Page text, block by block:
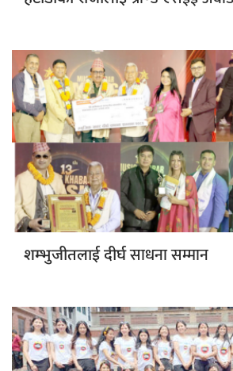
शम्भुजीतलाई दीर्घसाधना सम्मान